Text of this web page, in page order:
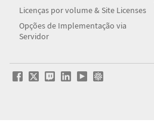
Licenças por volume & Site Licenses
Opções de Implementação via
Servidor